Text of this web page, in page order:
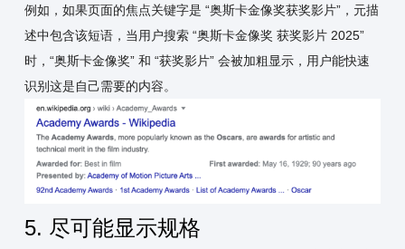
例如，如果页面的焦点关键字是 “奥斯卡金像奖获奖影片”，元描
述中包含该短语，当用户搜索 “奥斯卡金像奖 获奖影片 2025”
时，“奥斯卡金像奖” 和 “获奖影片” 会被加粗显示，用户能快速
识别这是自己需要的内容。
5. 尽可能显示规格